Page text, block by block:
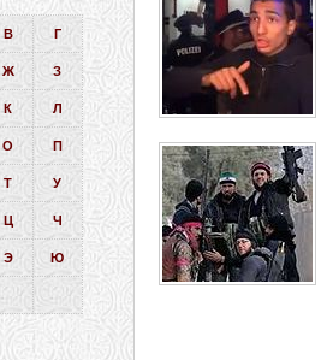
В Г
Ж З
К Л
О П
Т У
Ц Ч
Э Ю